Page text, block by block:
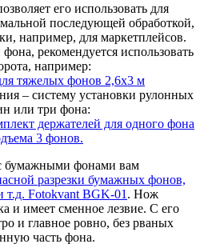
его использовать для
последующей обработкой,
например, для маркетплейсов.
рекомендуется использовать
например:
тяжелых фонов 2,6х3 м
– систему установки рулонных
или три фона:
держателей для одного фона
3 фонов.
бумажными фонами вам
разрезки бумажных фонов,
т.д. Fotokvant BGK-01 . Нож
и имеет сменное лезвие. С его
и главное ровно, без рваных
часть фона.